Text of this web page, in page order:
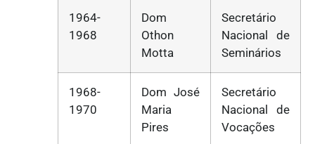
1964-
1968
Dom
Othon
Motta
Secretário
Nacional de
Seminários
1968-
1970
Dom José
Maria
Pires
Secretário
Nacional de
Vocações